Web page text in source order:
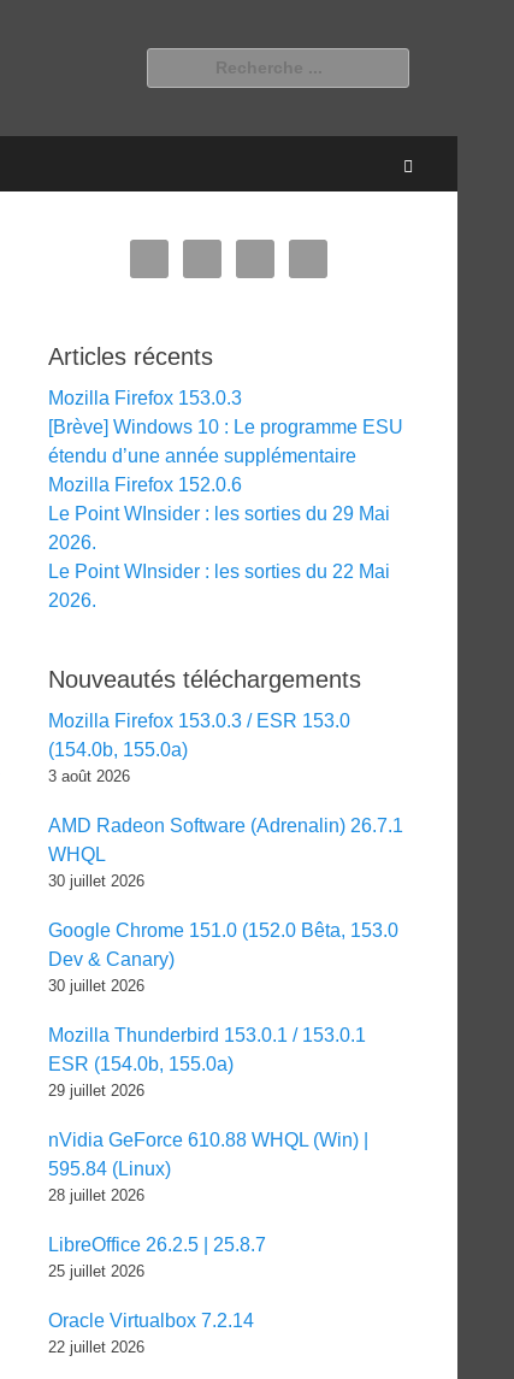
Articles récents
Mozilla Firefox 153.0.3
[Brève] Windows 10 : Le programme ESU
étendu d’une année supplémentaire
Mozilla Firefox 152.0.6
Le Point WInsider : les sorties du 29 Mai
2026.
Le Point WInsider : les sorties du 22 Mai
2026.
Nouveautés téléchargements
Mozilla Firefox 153.0.3 / ESR 153.0
(154.0b, 155.0a)
3 août 2026
AMD Radeon Software (Adrenalin) 26.7.1
WHQL
30 juillet 2026
Google Chrome 151.0 (152.0 Bêta, 153.0
Dev & Canary)
30 juillet 2026
Mozilla Thunderbird 153.0.1 / 153.0.1
ESR (154.0b, 155.0a)
29 juillet 2026
nVidia GeForce 610.88 WHQL (Win) |
595.84 (Linux)
28 juillet 2026
LibreOffice 26.2.5 | 25.8.7
25 juillet 2026
Oracle Virtualbox 7.2.14
22 juillet 2026